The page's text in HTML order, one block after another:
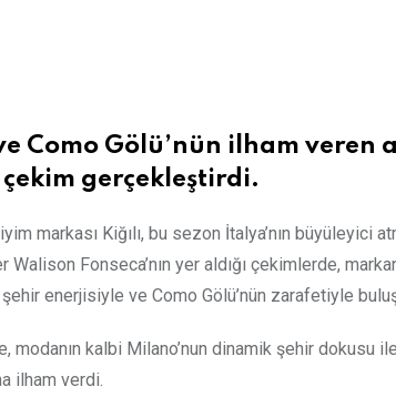
Como Gölü’nün ilham veren
gerçekleştirdi.
markası Kiğılı, bu sezon İtalya’nın
Fonseca’nın yer aldığı çekimlerde,
enerjisiyle ve Como Gölü’nün zarafetiyle
kalbi Milano’nun dinamik şehir dokusu ile
ilham verdi.